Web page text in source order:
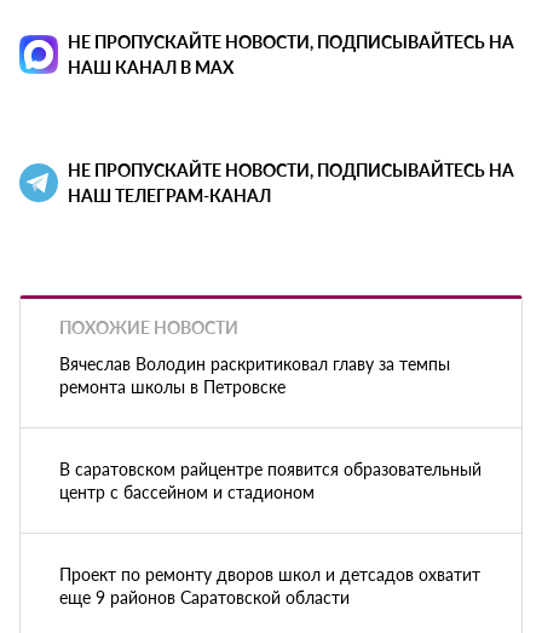
НЕ ПРОПУСКАЙТЕ НОВОСТИ, ПОДПИСЫВАЙТЕСЬ НА
НАШ КАНАЛ В MAX
НЕ ПРОПУСКАЙТЕ НОВОСТИ, ПОДПИСЫВАЙТЕСЬ НА
НАШ ТЕЛЕГРАМ-КАНАЛ
ПОХОЖИЕ НОВОСТИ
Вячеслав Володин раскритиковал главу за темпы
ремонта школы в Петровске
В саратовском райцентре появится образовательный
центр с бассейном и стадионом
Проект по ремонту дворов школ и детсадов охватит
еще 9 районов Саратовской области